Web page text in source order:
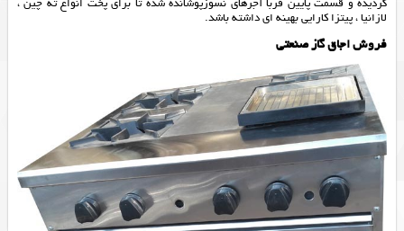
گردیده و قسمت پایین فربا آجرهای نسوزپوشانده شده تا برای پخت انواع ته چین ،
لازانیا ، پیتزا کارایی بهینه ای داشته باشد.
فروش اجاق گاز صنعتی